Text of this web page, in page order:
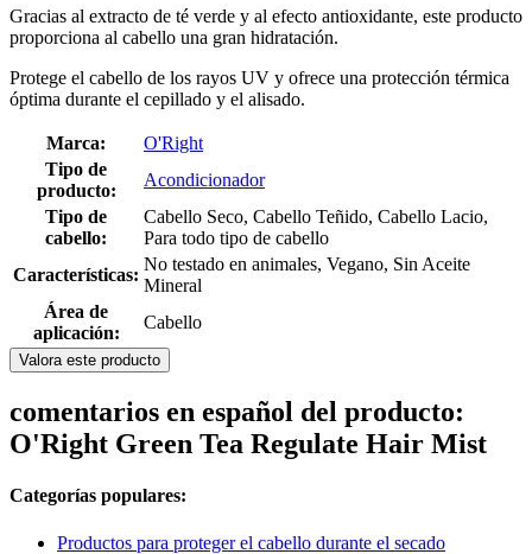
Gracias al extracto de té verde y al efecto antioxidante, este producto
proporciona al cabello una gran hidratación.
Protege el cabello de los rayos UV y ofrece una protección térmica
óptima durante el cepillado y el alisado.
Marca:
O'Right
Tipo de
producto:
Acondicionador
Tipo de
cabello:
Cabello Seco, Cabello Teñido, Cabello Lacio,
Para todo tipo de cabello
Características:
No testado en animales, Vegano, Sin Aceite
Mineral
Área de
aplicación:
Cabello
Valora este producto
comentarios en español del producto:
O'Right Green Tea Regulate Hair Mist
Categorías populares:
Productos para proteger el cabello durante el secado